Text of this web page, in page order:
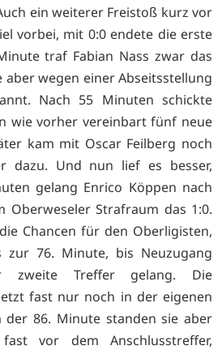
ein weiterer Freistoß kurz vor
vorbei, mit 0:0 endete die erste
traf Fabian Nass zwar das
aber wegen einer Abseitsstellung
Nach 55 Minuten schickte
wie vorher vereinbart fünf neue
kam mit Oscar Feilberg noch
dazu. Und nun lief es besser,
gelang Enrico Köppen nach
Oberweseler Strafraum das 1:0.
Chancen für den Oberligisten,
76. Minute, bis Neuzugang
zweite Treffer gelang. Die
fast nur noch in der eigenen
der 86. Minute standen sie aber
vor dem Anschlusstreffer,